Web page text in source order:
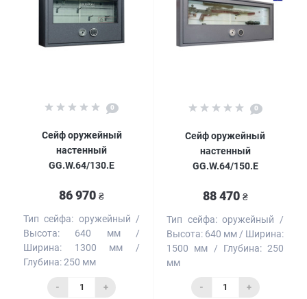
0
Сейф оружейный
настенный
GG.W.64/130.E
86 970 ₴
Тип сейфа: оружейный
Высота:
640 мм
Ширина:
1300 мм
Глубина:250 мм
- +
0
Сейф оружейный
настенный
GG.W.64/150.E
88 470 ₴
Тип сейфа: оружейный
Высота: 640 мм
Ширина:
1500 мм
Глубина: 250
мм
- +